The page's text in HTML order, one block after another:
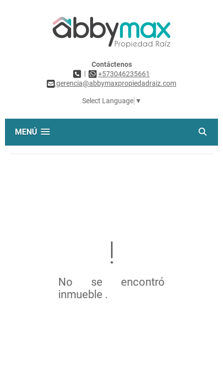
Contáctenos
|
+573046235661
gerencia@abbymaxpropiedadraiz.com
Select Language ▼
MENÚ
No se encontró
inmueble .